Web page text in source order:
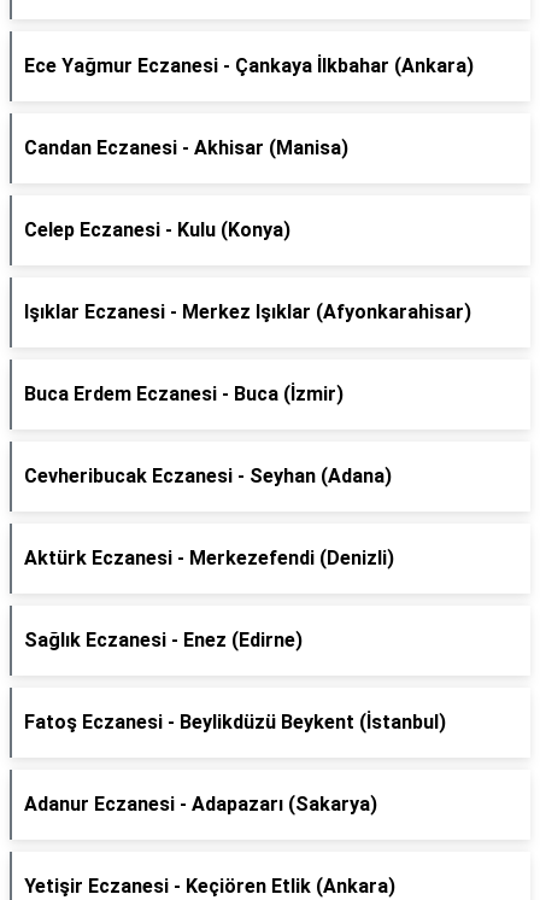
Ece Yağmur Eczanesi - Çankaya İlkbahar (Ankara)
Candan Eczanesi - Akhisar (Manisa)
Celep Eczanesi - Kulu (Konya)
Işıklar Eczanesi - Merkez Işıklar (Afyonkarahisar)
Buca Erdem Eczanesi - Buca (İzmir)
Cevheribucak Eczanesi - Seyhan (Adana)
Aktürk Eczanesi - Merkezefendi (Denizli)
Sağlık Eczanesi - Enez (Edirne)
Fatoş Eczanesi - Beylikdüzü Beykent (İstanbul)
Adanur Eczanesi - Adapazarı (Sakarya)
Yetişir Eczanesi - Keçiören Etlik (Ankara)